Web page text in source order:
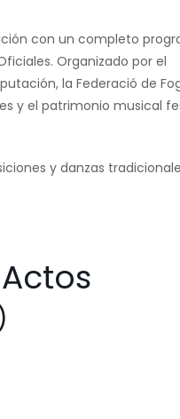
con un completo
Organizado por el
la Federació de
y el patrimonio musical
y danzas